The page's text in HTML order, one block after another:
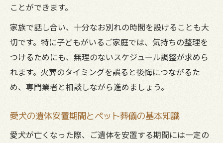
後悔しないためのペット葬儀家族会議の進
め方
家族の希望を尊重したペット葬儀の決定要
素
口コミを参考にしたペット葬儀の合意形成
術
ペット葬儀で心温まるお別れを実現する方
法
ことができます。
家族で話し合い、十分なお別れの時間を設けることも大
切です。特に子どもがいるご家庭では、気持ちの整理を
つけるためにも、無理のないスケジュール調整が求めら
れます。火葬のタイミングを誤ると後悔につながるた
め、専門業者と相談しながら進めましょう。
愛犬の遺体安置期間とペット葬儀の基本知識
愛犬が亡くなった際、ご遺体を安置する期間には一定の